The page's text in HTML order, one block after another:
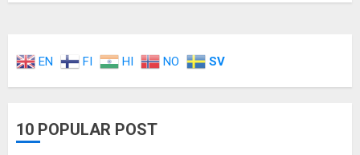
EN FI HI NO SV
10 POPULAR POST